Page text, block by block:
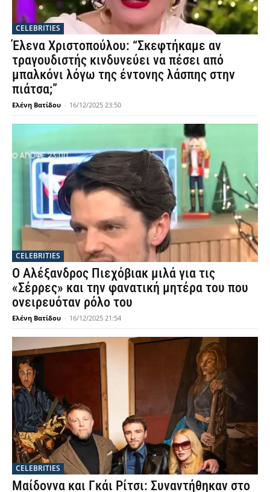
CELEBRITIES
Έλενα Χριστοπούλου: “Σκεφτήκαμε αν
τραγουδιστής κινδυνεύει να πέσει από
μπαλκόνι λόγω της έντονης λάσπης στην
πιάτσα;”
Ελένη Βατίδου - 16/12/2025 23:50
CELEBRITIES
Ο Αλέξανδρος Πιεχόβιακ μιλά για τις
«Σέρρες» και την φανατική μητέρα του που
ονειρευόταν ρόλο του
Ελένη Βατίδου - 16/12/2025 21:54
CELEBRITIES
Μαίδοννα και Γκάι Ρίτσι: Συναντήθηκαν στο